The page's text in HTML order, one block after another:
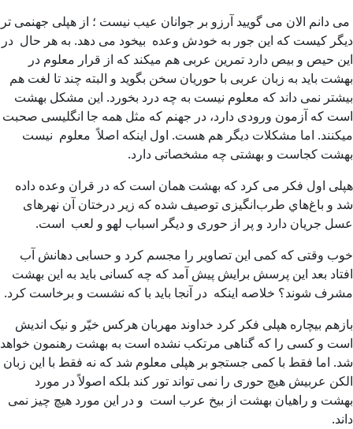
می دانم الان می گویید آرزو بر جوانان عیب نیست ؛ از هپلی جهنمی تر
دیگر کیست که این جور به خودش وعده بیخود می دهد. به هر حال در
این حیص و بیص دارد تمرین عربی هم میکند که از قرار معلوم در
بهشت باید به زبان عربی با حوریان سخن بگوید و البته چند تا لغت هم
بیشتر نمی داند که معلوم نیست به چه درد بخورد. این مشکل بهشت
است که آزمون ورودی دارد، در جهنم که مثل همه جا انگلیسی صحبت
میکنند. اما مشکلات دیگر هم هست. اول اینکه اصلاً معلوم نیست
بهشت کجاست و بهشتی چه مشخصاتی دارد.
هپلی اول فکر می کرد که بهشت همان است که در قران وعده داده
شد و باغ‌هاي طرب‌انگيزی توصیف شده كه زير درختان آن نهرهای
عسل جریان دارد و پر از حوری و دیگر اسباب لهو و لعب است.
خوب وقتی که کمی این تصاویر را مجسم کرد و حسابی دهانش آب
افتاد بعد این پرسش برایش پیش آمد که چه کسانی باید به این بهشت
مشرف شوند؟ خلاصه اینکه در آنجا باید با که نشست و برخاست کرد.
بازهم بیچاره هپلی فکر کرد خداوند مهربان هرکس خیّر و نیک اندیش
است و کسی را که گناهی مرتکب نشده است به بهشت رهنمون خواهد
شد. اما فقط با کمی جستجو بر هپلی معلوم شد که نه فقط با این زبان
الکن عربیش هیچ حوری را نمی تواند تور کند بلکه اصولاً در مورد
بهشت و راهیان بهشت از بیخ عرب است و در این مورد هیچ چیز نمی
داند.